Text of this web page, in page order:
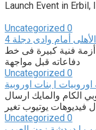
Launch Event in Erbil,
Uncategorized 0
أمام وادى دجلة
أزمة فنية كبيرة فى خط
دفاعاته قبل مواجهة
Uncategorized 0
| بنات اوروبية
الكام والمايك ارسال
فيديوهات يوتيوب تغير
Uncategorized 0